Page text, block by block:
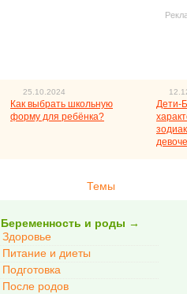
25.10.2024
Как выбрать школьную
форму для ребёнка?
Дети-
Темы
Беременность и роды →
Здоровье
Питание и диеты
Подготовка
После родов